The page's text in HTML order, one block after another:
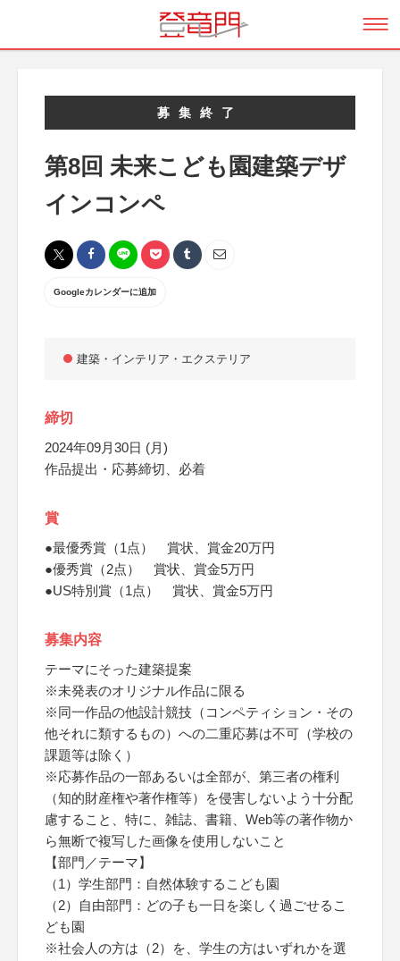
募集終了
第8回 未来こども園建築デザ
インコンペ
Googleカレンダーに追加
建築・インテリア・エクステリア
締切
2024年09月30日 (月)
作品提出・応募締切、必着
賞
●最優秀賞（1点） 賞状、賞金20万円
●優秀賞（2点） 賞状、賞金5万円
●US特別賞（1点） 賞状、賞金5万円
募集内容
テーマにそった建築提案
※未発表のオリジナル作品に限る
※同一作品の他設計競技（コンペティション・その
他それに類するもの）への二重応募は不可（学校の
課題等は除く）
※応募作品の一部あるいは全部が、第三者の権利
（知的財産権や著作権等）を侵害しないよう十分配
慮すること、特に、雑誌、書籍、Web等の著作物か
ら無断で複写した画像を使用しないこと
【部門／テーマ】
（1）学生部門：自然体験するこども園
（2）自由部門：どの子も一日を楽しく過ごせるこ
ども園
※社会人の方は（2）を、学生の方はいずれかを選